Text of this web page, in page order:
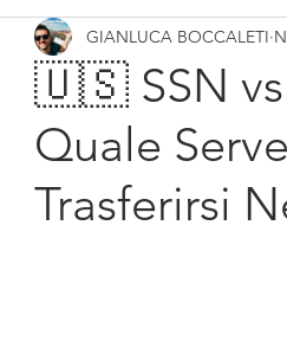
di Lavoro Green Card Lottery
un'attività Lavori ben pagati
🇺🇸 SSN vs
Quale
Trasferirsi
GIANLUCA BOCCALETI